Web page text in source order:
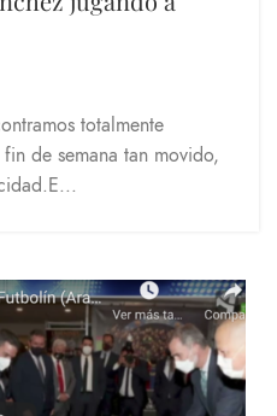
totalmente
de semana tan movido,